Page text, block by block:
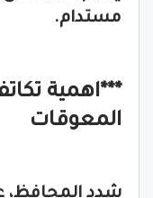
مستدام.
***اهمية
المعوقات
شدد المحافظ،